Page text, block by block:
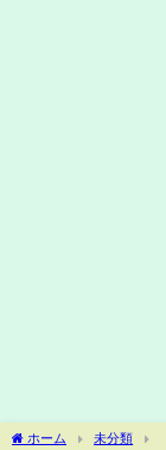
ホーム 未分類